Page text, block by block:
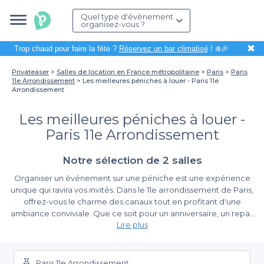
Quel type d'évènement
organisez-vous ?
Trop chaud pour faire la fête ? Réservez un bar climatisé! ❄️🎉 ✖
Privateaser Salles de location en France métropolitaine Paris
Paris
11e Arrondissement
Les meilleures péniches à louer - Paris 11e
Arrondissement
Les meilleures péniches à louer -
Paris 11e Arrondissement
Notre sélection de 2 salles
Organiser un événement sur une péniche est une expérience
unique qui ravira vos invités. Dans le 11e arrondissement de Paris,
offrez-vous le charme des canaux tout en profitant d'une
ambiance conviviale. Que ce soit pour un anniversaire, un repas
d’affaires ou un cocktail, ces lieux flottants nagent dans
La simplicité de la réservation avec Privateaser
Lire plus